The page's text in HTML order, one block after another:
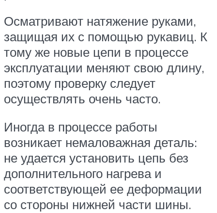
Осматривают натяжение руками,
защищая их с помощью рукавиц. К
тому же новые цепи в процессе
эксплуатации меняют свою длину,
поэтому проверку следует
осуществлять очень часто.
Иногда в процессе работы
возникает немаловажная деталь:
не удается установить цепь без
дополнительного нагрева и
соответствующей ее деформации
со стороны нижней части шины.